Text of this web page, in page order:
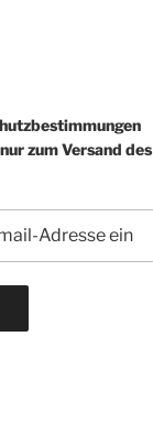
zum Versand des